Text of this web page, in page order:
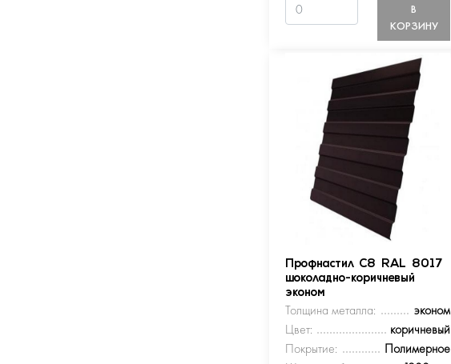
В
КОРЗИНУ
Профнастил С8 RAL 8017
шоколадно-коричневый
эконом
Толщина металла:
эконом
Цвет:
коричневый
Покрытие:
Полимерное